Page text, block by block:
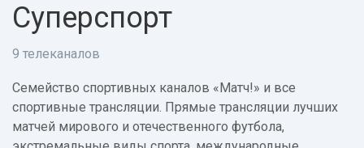
Суперспорт
9 телеканалов
Семейство спортивных каналов «Матч!» и все
спортивные трансляции. Прямые трансляции лучших
матчей мирового и отечественного футбола,